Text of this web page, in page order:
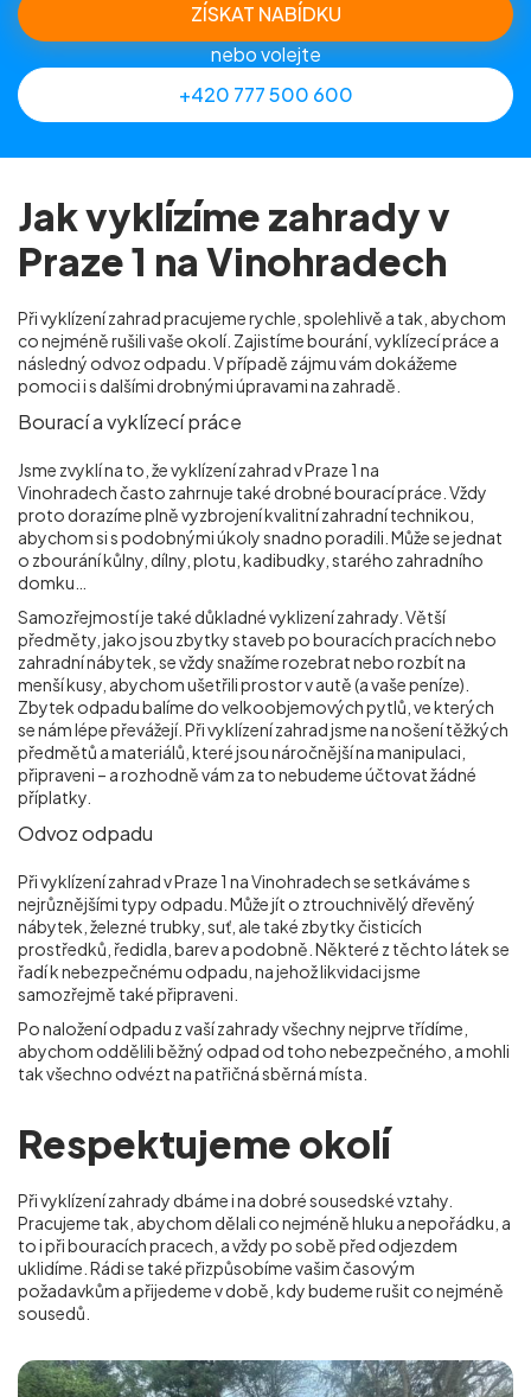
ZÍSKAT NABÍDKU
nebo volejte
+420 777 500 600
Jak vyklízíme zahrady v
Praze 1 na Vinohradech
Při vyklízení zahrad pracujeme rychle, spolehlivě a tak, abychom
co nejméně rušili vaše okolí. Zajistíme bourání, vyklízecí práce a
následný odvoz odpadu. V případě zájmu vám dokážeme
pomoci i s dalšími drobnými úpravami na zahradě.
Bourací a vyklízecí práce
Jsme zvyklí na to, že vyklízení zahrad v Praze 1 na
Vinohradechčasto zahrnuje také drobné bourací práce. Vždy
proto dorazíme plně vyzbrojení kvalitní zahradní technikou,
abychom si s podobnými úkoly snadno poradili. Může se jednat
o zbourání kůlny, dílny, plotu, kadibudky, starého zahradního
domku…
Samozřejmostí je také důkladné vyklizení zahrady. Větší
předměty, jako jsou zbytky staveb po bouracích pracích nebo
zahradní nábytek, se vždy snažíme rozebrat nebo rozbít na
menší kusy, abychom ušetřili prostor v autě (a vaše peníze).
Zbytek odpadu balíme do velkoobjemových pytlů, ve kterých
se nám lépe převážejí. Při vyklízení zahrad jsme na nošení těžkých
předmětů a materiálů, které jsou náročnější na manipulaci,
připraveni – a rozhodně vám za to nebudeme účtovat žádné
příplatky.
Odvoz odpadu
Při vyklízení zahrad v Praze 1 na Vinohradechse setkáváme s
nejrůznějšími typy odpadu. Může jít o ztrouchnivělý dřevěný
nábytek, železné trubky, suť, ale také zbytky čisticích
prostředků, ředidla, barev a podobně. Některé z těchto látek se
řadí k nebezpečnému odpadu, na jehož likvidaci jsme
samozřejmě také připraveni.
Po naložení odpadu z vaší zahrady všechny nejprve třídíme,
abychom oddělili běžný odpad od toho nebezpečného, a mohli
tak všechno odvézt na patřičná sběrná místa.
Respektujeme okolí
Při vyklízení zahrady dbáme i na dobré sousedské vztahy.
Pracujeme tak, abychom dělali co nejméně hluku a nepořádku, a
to i při bouracích pracech, a vždy po sobě před odjezdem
uklidíme. Rádi se také přizpůsobíme vašim časovým
požadavkům a přijedeme v době, kdy budeme rušit co nejméně
sousedů.